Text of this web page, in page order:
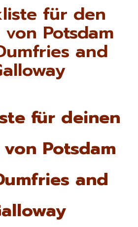
für den
Potsdam
and
für deinen
Potsdam
and